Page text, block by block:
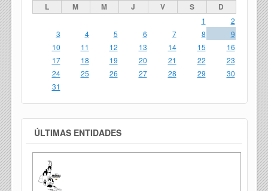
L M M J V S D
1
2
3
4 5 6 7 8
9
10
11 12 13 14 15
16
17
18 19 20 21 22
23
24
25 26 27 28 29
30
31
ÚLTIMAS ENTIDADES